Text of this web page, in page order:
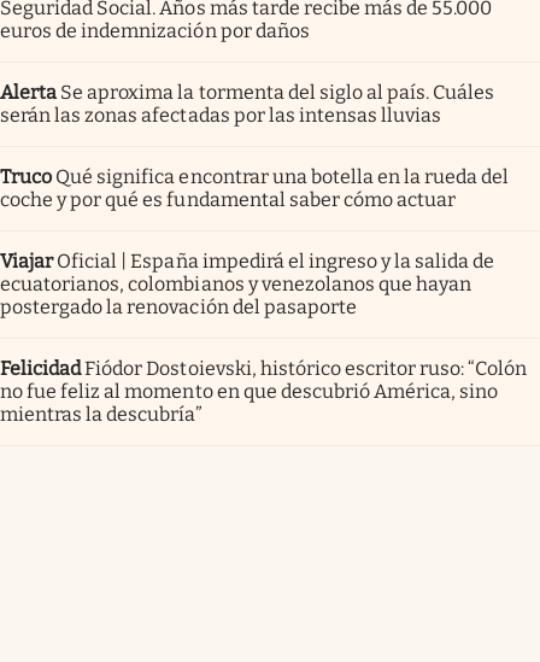
Seguridad Social. Años más tarde recibe más de 55.000
euros de indemnización por daños
Alerta Se aproxima la tormenta del siglo al país. Cuáles
serán las zonas afectadas por las intensas lluvias
Truco Qué significa encontrar una botella en la rueda del
coche y por qué es fundamental saber cómo actuar
Viajar Oficial | España impedirá el ingreso y la salida de
ecuatorianos, colombianos y venezolanos que hayan
postergado la renovación del pasaporte
FelicidadFiódor Dostoievski, histórico escritor ruso: “Colón
no fue feliz al momento en que descubrió América, sino
mientras la descubría”